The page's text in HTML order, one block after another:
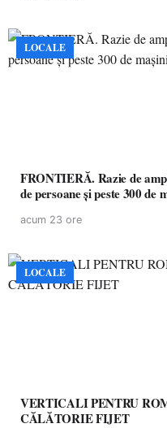
LOCALE
FRONTIERĂ. Razie de
de persoane și peste 300 de
acum 23 ore
LOCALE
VERTICALI PENTRU
CĂLĂTORIE FIJET